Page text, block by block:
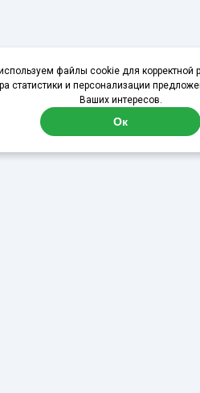
файлы cookie для корректной
статистики и персонализации
Ваших интересов.
Ок